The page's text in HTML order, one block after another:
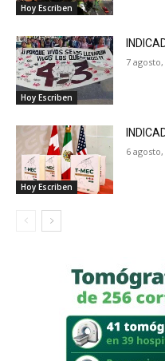
Hoy Escriben
Hoy Escriben
7 agosto,
Hoy Escriben
6